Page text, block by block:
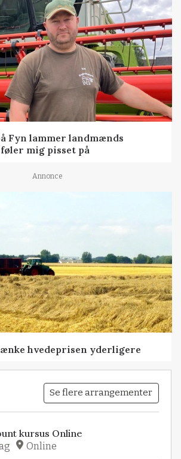
Fyn lammer landmænds
mig pisset på
Annonce
hvedeprisen yderligere
Se flere arrangementer
kursus Online
Online